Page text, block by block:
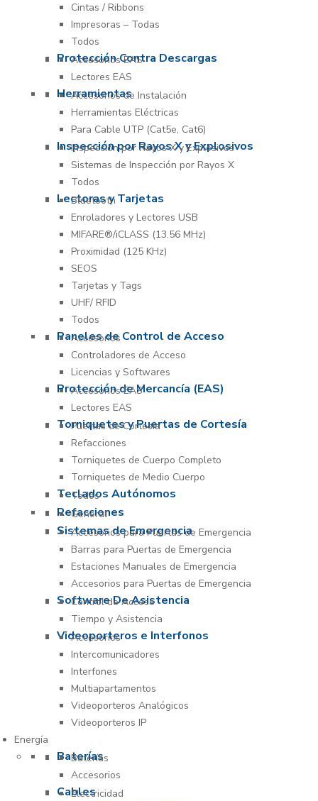
Cintas / Ribbons
Impresoras – Todas
Todos
Protección Contra Descargas
Accesorios EAS
Lectores EAS
Herramientas
Accesorios de Instalación
Herramientas Eléctricas
Para Cable UTP (Cat5e, Cat6)
Inspección por Rayos X y Explosivos
Inspección por Rayos X y Explosivos
Sistemas de Inspección por Rayos X
Todos
Lectoras y Tarjetas
Bluetooth
Enroladores y Lectores USB
MIFARE®/iCLASS (13.56 MHz)
Proximidad (125 KHz)
SEOS
Tarjetas y Tags
UHF/ RFID
Todos
Paneles de Control de Acceso
Accesorios
Controladores de Acceso
Licencias y Softwares
Protección de Mercancía (EAS)
Accesorios EAS
Lectores EAS
Torniquetes y Puertas de Cortesía
Puertas de Cortesía
Refacciones
Torniquetes de Cuerpo Completo
Torniquetes de Medio Cuerpo
Teclados Autónomos
Todos
Refacciones
General
Sistemas de Emergencia
Accesorios para Puertas de Emergencia
Barras para Puertas de Emergencia
Estaciones Manuales de Emergencia
Accesorios para Puertas de Emergencia
Software De Asistencia
Control de Acceso
Tiempo y Asistencia
Videoporteros e Interfonos
Accesorios
Intercomunicadores
Interfones
Multiapartamentos
Videoporteros Analógicos
Videoporteros IP
Energía
Baterías
Baterías
Accesorios
Cables
Electricidad